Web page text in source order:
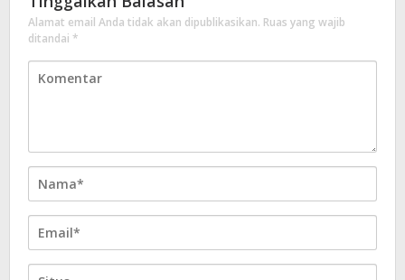
Alamat email Anda tidak akan dipublikasikan. Ruas yang wajib
ditandai *